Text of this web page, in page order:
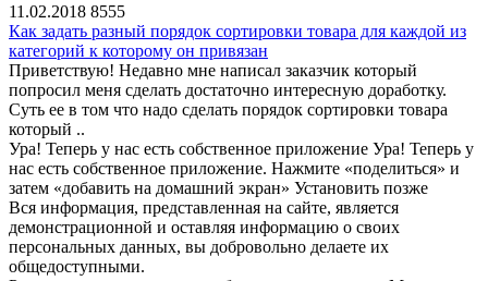
11.02.2018 8555
Как задать разный порядок сортировки товара для каждой из
категорий к которому он привязан
Приветствую! Недавно мне написал заказчик который
попросил меня сделать достаточно интересную доработку.
Суть ее в том что надо сделать порядок сортировки товара
который ..
Ура! Теперь у нас есть собственное приложение Ура! Теперь у
нас есть собственное приложение. Нажмите «поделиться» и
затем «добавить на домашний экран» Установить позже
Вся информация, представленная на сайте, является
демонстрационной и оставляя информацию о своих
персональных данных, вы добровольно делаете их
общедоступными.